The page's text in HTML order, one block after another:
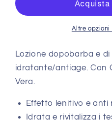
Viso
COLLAGENE
Crema
Viso
–
Altre
Lozione dopobarba e
idratante/antiage. Con
Vera.
Effetto lenitivo e anti
Idrata e rivitalizza i